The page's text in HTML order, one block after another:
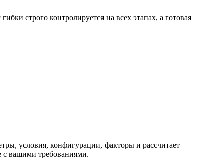
строго контролируется на всех этапах, а готовая
условия, конфигурации, факторы и рассчитает
с вашими требованиями.